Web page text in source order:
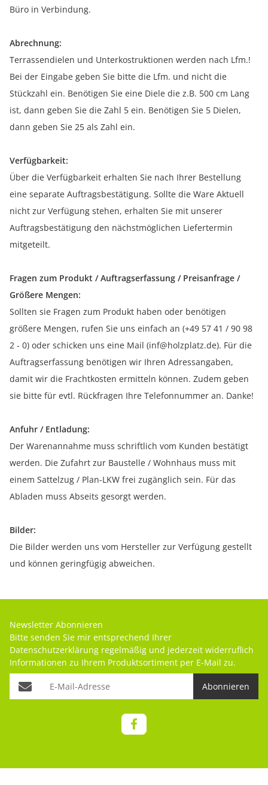
Büro in Verbindung.
Abrechnung:
Terrassendielen und Unterkostruktionen werden nach Lfm.!
Bei der Eingabe geben Sie bitte die Lfm. und nicht die
Stückzahl ein. Benötigen Sie eine Diele die z.B. 500 cm Lang
ist, dann geben Sie die Zahl 5 ein. Benötigen Sie 5 Dielen,
dann geben Sie 25 als Zahl ein.
Verfügbarkeit:
Über die Verfügbarkeit erhalten Sie nach Ihrer Bestellung
eine separate Auftragsbestätigung. Sollte die Ware Aktuell
nicht zur Verfügung stehen, erhalten Sie mit unserer
Auftragsbestätigung den nächstmöglichen Liefertermin
mitgeteilt.
Fragen zum Produkt / Auftragserfassung / Preisanfrage /
Größere Mengen:
Sollten sie Fragen zum Produkt haben oder benötigen
größere Mengen, rufen Sie uns einfach an (+49 57 41 / 90 98
2 - 0) oder schicken uns eine Mail (inf@holzplatz.de). Für die
Auftragserfassung benötigen wir Ihren Adressangaben,
damit wir die Frachtkosten ermitteln können. Zudem geben
sie bitte für evtl. Rückfragen Ihre Telefonnummer an. Danke!
Anfuhr / Entladung:
Der Warenannahme muss schriftlich vom Kunden bestätigt
werden. Die Zufahrt zur Baustelle / Wohnhaus muss mit
einem Sattelzug / Plan-LKW frei zugänglich sein. Für das
Abladen muss Abseits gesorgt werden.
Bilder:
Die Bilder werden uns vom Hersteller zur Verfügung gestellt
und können geringfügig abweichen.
Newsletter Abonnieren
Bitte senden Sie mir entsprechend Ihrer
Datenschutzerklärung regelmäßig und jederzeit widerruflich
Informationen zu Ihrem Produktsortiment per E-Mail zu.
Abonnieren